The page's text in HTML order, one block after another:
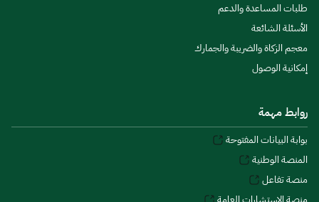
طلبات المساعدة والدعم
الأسئلة الشائعة
معجم الزكاة والضريبة والجمارك
إمكانية الوصول
روابط مهمة
بوابة البيانات المفتوحة
المنصة الوطنية
منصة تفاعل